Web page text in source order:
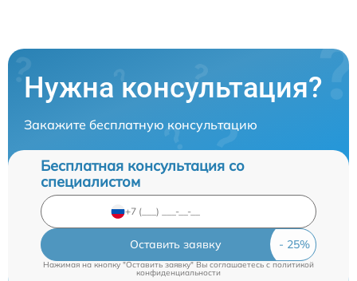
Нужна консультация?
Закажите бесплатную консультацию
Бесплатная консультация со
специалистом
Оставить заявку
Нажимая на кнопку "Оставить заявку" Вы соглашаетесь cполитикой
конфиденциальности